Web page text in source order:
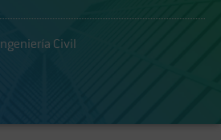
Ingeniería Civil